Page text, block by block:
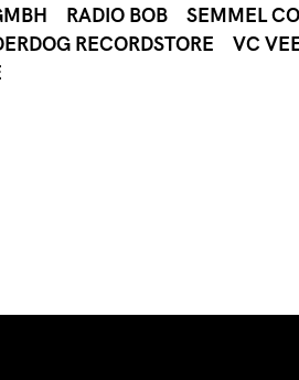
RADIO BOB SEMMEL
RECORDSTORE VC